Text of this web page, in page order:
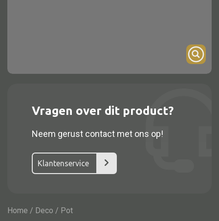
Alle kasten
Dressoir
Nachtkast
Vitrine
Vragen over dit product?
Neem gerust contact met ons op!
Klantenservice
Home / Deco / Pot